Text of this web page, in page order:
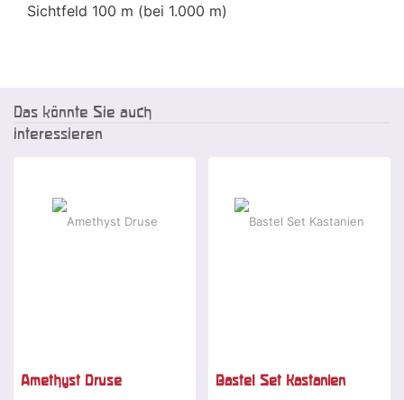
Sichtfeld 100 m (bei 1.000 m)
Das könnte Sie auch
interessieren
Amethyst Druse Bastel Set Kastanien